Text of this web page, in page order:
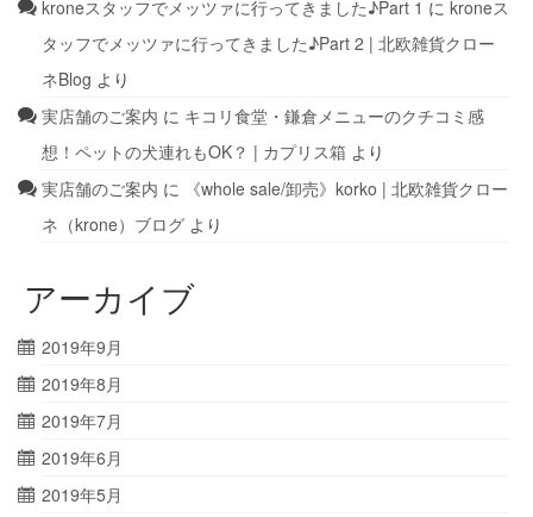
kroneスタッフでメッツァに行ってきました♪Part 1 に kroneス
タッフでメッツァに行ってきました♪Part 2 | 北欧雑貨クロー
ネBlog より
実店舗のご案内 に キコリ食堂・鎌倉メニューのクチコミ感
想！ペットの犬連れもOK？ | カプリス箱 より
実店舗のご案内 に
《whole sale/卸売》korko | 北欧雑貨クロー
ネ（krone）ブログ より
アーカイブ
2019年9月
2019年8月
2019年7月
2019年6月
2019年5月